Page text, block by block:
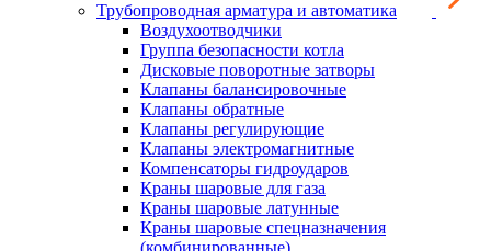
Трубопроводная арматура и автоматика
Воздухоотводчики
Группа безопасности котла
Дисковые поворотные затворы
Клапаны балансировочные
Клапаны обратные
Клапаны регулирующие
Клапаны электромагнитные
Компенсаторы гидроударов
Краны шаровые для газа
Краны шаровые латунные
Краны шаровые спецназначения
(комбинированные)